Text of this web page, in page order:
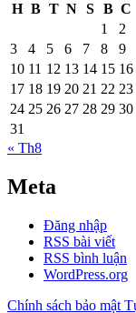
H B T N S B C
1
2
3
4 5 6 7 8
9
10 11 12 13 14 15 16
17 18 19 20 21 22 23
24 25 26 27 28 29 30
31
« Th8
Meta
Đăng nhập
RSS bài viết
RSS bình luận
WordPress.org
Chính sách bảo mật